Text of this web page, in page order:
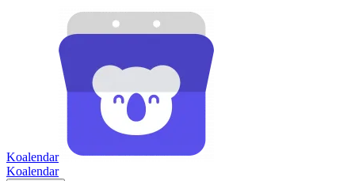
Koalendar
Koalendar